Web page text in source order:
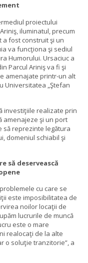
proiectului
iluminatul, precum
a fost construit şi un
va funcţiona şi sediul
Humorului. Ursaciuc a
Parcul Ariniş va fi şi
amenajate printr-un alt
Universitatea „Ştefan
investiţiile realizate prin
amenajeze şi un port
să reprezinte legătura
domeniul schiabil şi
să deservească
cu care se
este imposibilitatea de
noilor locaţii de
lucrurile de muncă
este o mare
realocaţi de la alte
o soluţie tranzitorie”, a